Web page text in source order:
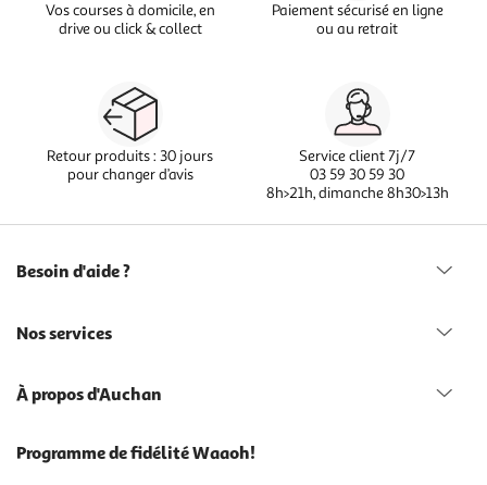
Vos courses à domicile, en
drive ou click & collect
Paiement sécurisé en ligne
ou au retrait
Retour produits : 30 jours
pour changer d’avis
Service client 7j/7
03 59 30 59 30
8h>21h, dimanche 8h30>13h
Besoin d'aide ?
Nos services
À propos d'Auchan
Programme de fidélité Waaoh!